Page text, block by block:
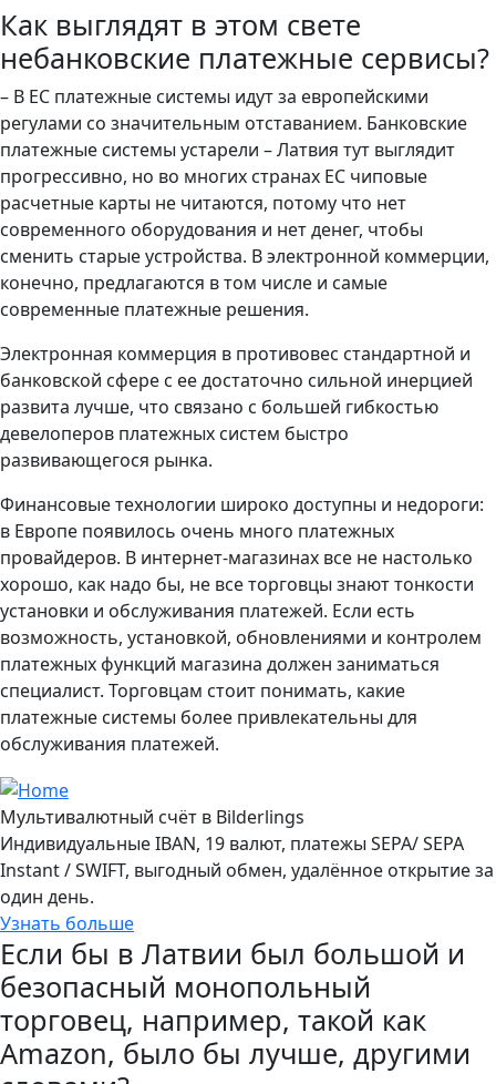
Как выглядят в этом свете
небанковские платежные сервисы?
– В ЕС платежные системы идут за европейскими
регулами со значительным отставанием. Банковские
платежные системы устарели – Латвия тут выглядит
прогрессивно, но во многих странах ЕС чиповые
расчетные карты не читаются, потому что нет
современного оборудования и нет денег, чтобы
сменить старые устройства. В электронной коммерции,
конечно, предлагаются в том числе и самые
современные платежные решения.
Электронная коммерция в противовес стандартной и
банковской сфере с ее достаточно сильной инерцией
развита лучше, что связано с большей гибкостью
девелоперов платежных систем быстро
развивающегося рынка.
Финансовые технологии широко доступны и недороги:
в Европе появилось очень много платежных
провайдеров. В интернет-магазинах все не настолько
хорошо, как надо бы, не все торговцы знают тонкости
установки и обслуживания платежей. Если есть
возможность, установкой, обновлениями и контролем
платежных функций магазина должен заниматься
специалист. Торговцам стоит понимать, какие
платежные системы более привлекательны для
обслуживания платежей.
Мультивалютный счёт в Bilderlings
Индивидуальные IBAN, 19 валют, платежы SEPA/ SEPA
Instant / SWIFT, выгодный обмен, удалённое открытие за
один день.
Узнать больше
Если бы в Латвии был большой и
безопасный монопольный
торговец, например, такой как
Amazon, было бы лучше, другими